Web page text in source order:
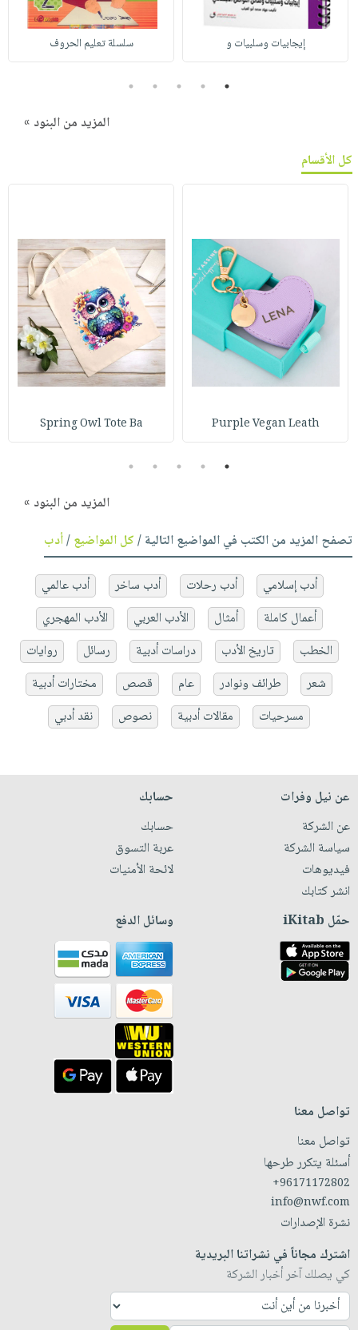
إيجابيات وسلبيات و سلسلة تعليم الحروف
1
2
3
4
5
المزيد من البنود »
كل الأقسام
Purple Vegan Leath
Spring Owl Tote Ba
1
2
3
4
5
المزيد من البنود »
تصفح المزيد من الكتب في المواضيع التالية /كل المواضيع/أدب
أدب إسلامي أدب رحلات أدب ساخر
أدب عالمي
أعمال كاملة
أمثال الأدب العربي
الأدب المهجري
الخطب
تاريخ الأدب دراسات أدبية رسائل
روايات
شعر
طرائف ونوادر عام قصص
مختارات أدبية
مسرحيات
مقالات أدبية نصوص نقد أدبي
عن نيل وفرات
عن الشركة
سياسة الشركة
فيديوهات
انشر كتابك
حسابك
حسابك
عربة التسوق
لائحة الأمنيات
حمّل iKitab وسائل الدفع
تواصل معنا
تواصل معنا
أسئلة يتكرر طرحها
+96171172802
info@nwf.com
نشرة الإصدارات
اشترك مجاناً في نشراتنا البريدية
كي يصلك آخر أخبار الشركة